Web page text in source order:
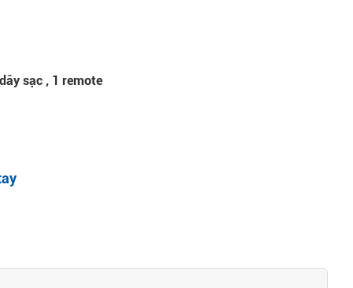
sạc , 1 remote